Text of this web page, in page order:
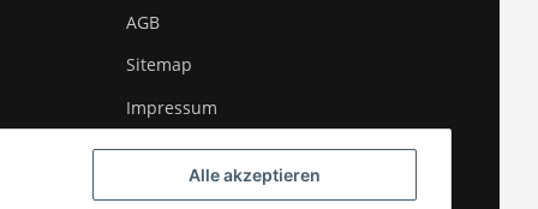
Alle akzeptieren
AGB
Sitemap
Impressum
Widerrufsrecht